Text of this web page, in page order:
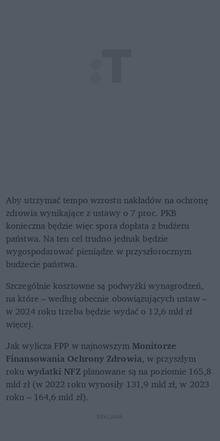
Aby utrzymać tempo wzrostu nakładów na ochronę
zdrowia wynikające z ustawy o 7 proc. PKB
konieczna będzie więc spora dopłata z budżetu
państwa. Na ten cel trudno jednak będzie
wygospodarować pieniądze w przyszłorocznym
budżecie państwa.
Szczególnie kosztowne są podwyżki wynagrodzeń,
na które – według obecnie obowiązujących ustaw –
w 2024 roku trzeba będzie wydać o 12,6 mld zł
więcej.
Jak wylicza FPP w najnowszym Monitorze
Finansowania Ochrony Zdrowia, w przyszłym
roku wydatki NFZ planowane są na poziomie 165,8
mld zł (w 2022 roku wynosiły 131,9 mld zł, w 2023
roku – 164,6 mld zł).
REKLAMA